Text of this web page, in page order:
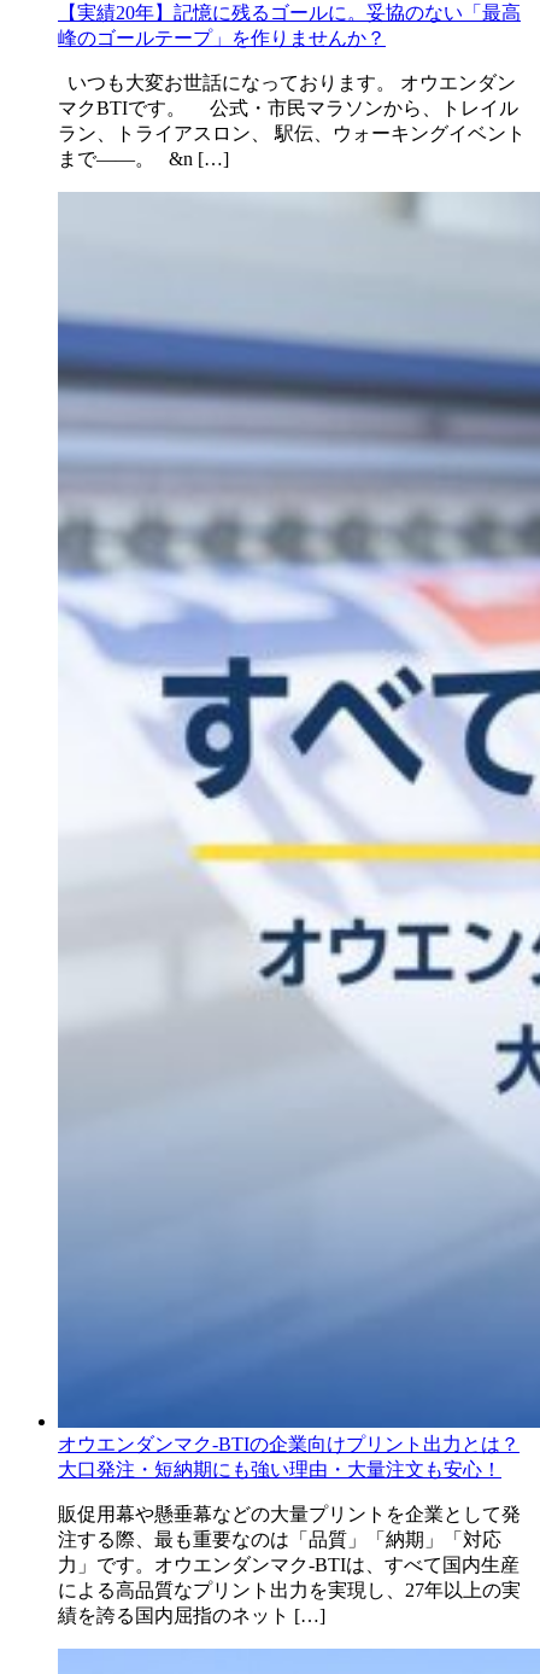
【実績20年】記憶に残るゴールに。妥協のない「最高
峰のゴールテープ」を作りませんか？
いつも大変お世話になっております。 オウエンダン
マクBTIです。 公式・市民マラソンから、トレイル
ラン、トライアスロン、 駅伝、ウォーキングイベント
まで――。 &n […]
オウエンダンマク-BTIの企業向けプリント出力とは？
大口発注・短納期にも強い理由・大量注文も安心！
販促用幕や懸垂幕などの大量プリントを企業として発
注する際、最も重要なのは「品質」「納期」「対応
力」です。オウエンダンマク-BTIは、すべて国内生産
による高品質なプリント出力を実現し、27年以上の実
績を誇る国内屈指のネット […]